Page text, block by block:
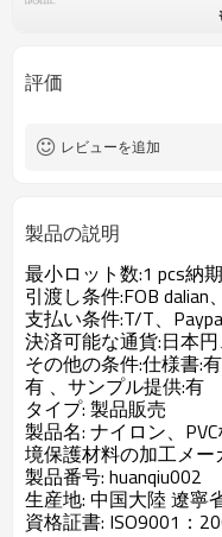
評価
レビューを追加
製品の説明
最小ロット数:1 pcs納
引渡し条件:FOB dalian
支払い条件:T/T、
決済可能な通貨:日本
その他の条件:仕様書:
有 、サンプル提供:有
タイプ: 製品販売
製品名: ナイロン、
境保護材料の加工メー
製品番号: huanqiu002
生産地: 中国大陸 遼寧
資格証書: ISO9001：